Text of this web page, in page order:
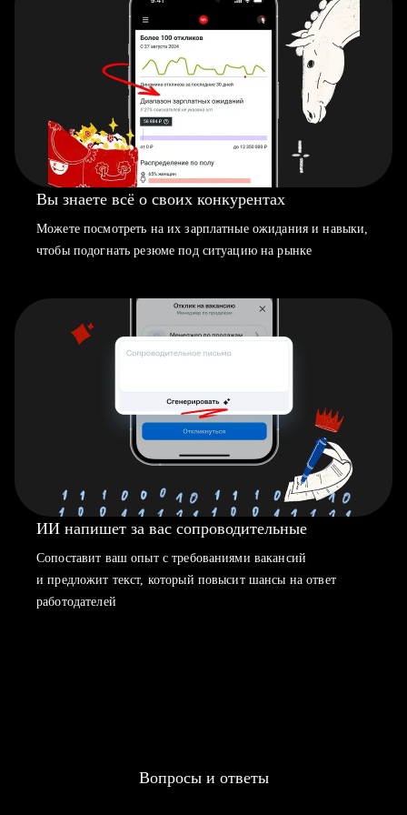
Вы знаете всё о своих конкурентах
Можете посмотреть на их зарплатные ожидания и навыки,
чтобы подогнать резюме под ситуацию на рынке
ИИ напишет за вас сопроводительные
Сопоставит ваш опыт с требованиями вакансий
и предложит текст, который повысит шансы на ответ
работодателей
Вопросы и ответы